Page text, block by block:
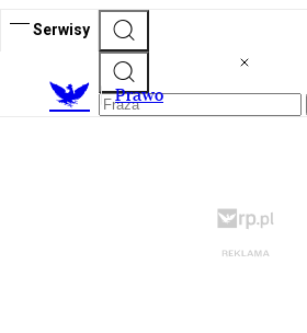
Serwisy
Prawo